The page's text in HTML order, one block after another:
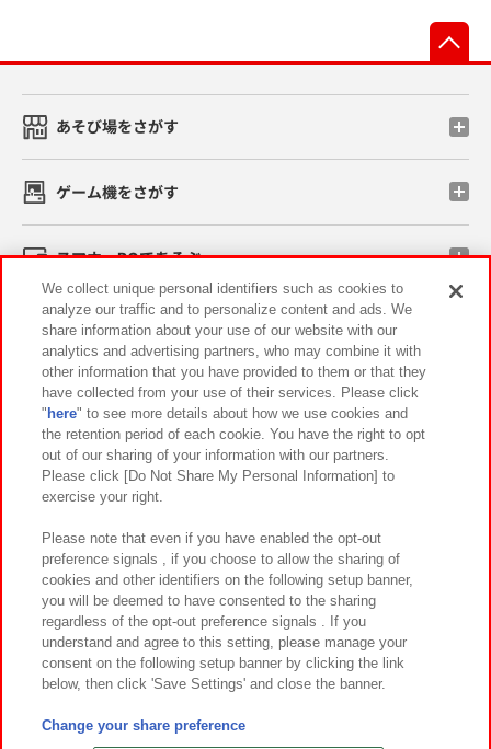
あそび場をさがす
ゲーム機をさがす
スマホ・PCであそぶ
イベント・キャンペーン
関連会社 サステナビリティ サイトポリシー
プライバシーポリシー ウェブアクセシビリティ方針と検証結果
お取引先さまとともに
カスタマーハラスメント対応方針 よくあるご質問・お問い合わせ
©Bandai Namco Amusement Inc.
©Bandai Namco Amusement Lab Inc.
We collect unique personal identifiers such as cookies to
analyze our traffic and to personalize content and ads. We
share information about your use of our website with our
analytics and advertising partners, who may combine it with
other information that you have provided to them or that they
have collected from your use of their services. Please click
" here" to see more details about how we use cookies and
the retention period of each cookie. You have the right to opt
out of our sharing of your information with our partners.
Please click [Do Not Share My Personal Information] to
exercise your right.
Please note that even if you have enabled the opt-out
preference signals , if you choose to allow the sharing of
cookies and other identifiers on the following setup banner,
you will be deemed to have consented to the sharing
regardless of the opt-out preference signals . If you
understand and agree to this setting, please manage your
consent on the following setup banner by clicking the link
below, then click 'Save Settings' and close the banner.
Change your share preference